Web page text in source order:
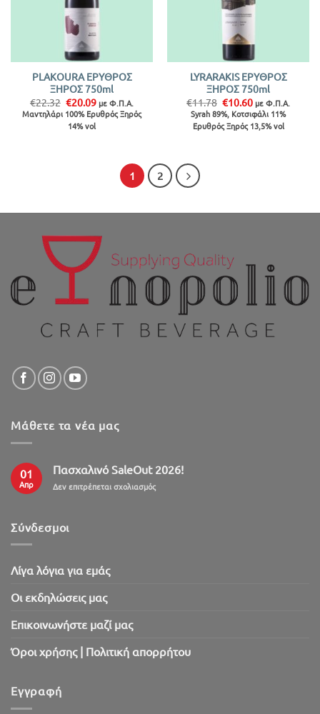
PLAKOURA ΕΡΥΘΡΟΣ
ΞΗΡΟΣ 750ml
€22.32 Original
price
was:
€22.32.
€20.09Η
τρέχουσα
τιμή
με Φ.Π.Α.
Μαντηλάρι 100% Ερυθρός Ξηρός
14% vol
LYRARAKIS ΕΡΥΘΡΟΣ
ΞΗΡΟΣ 750ml
€11.78 Original
price
was:
€11.78.
€10.60Η
τρέχουσα
τιμή
είναι:
με Φ.Π.Α.
Syrah 89%, Κοτσιφάλι 11%
Ερυθρός Ξηρός 13,5% vol
1 2
Μάθετε τα νέα μας
01
Απρ
Πασχαλινό SaleOut 2026!
Δεν επιτρέπεται σχολιασμόςστο
Σύνδεσμοι
Λίγα λόγια για εμάς
Oι εκδηλώσεις μας
Επικοινωνήστε μαζί μας
Όροι χρήσης | Πολιτική απορρήτου
Εγγραφή